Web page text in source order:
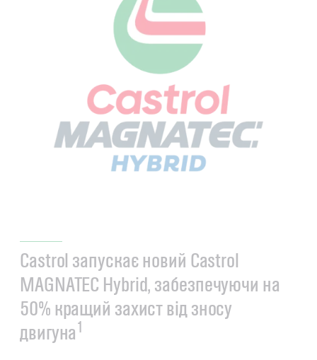
Castrol запускає новий Castrol
MAGNATEC Hybrid, забезпечуючи на
50% кращий захист від зносу
двигуна1